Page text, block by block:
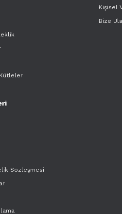
Kişisel
Bize
Sözleşmesi